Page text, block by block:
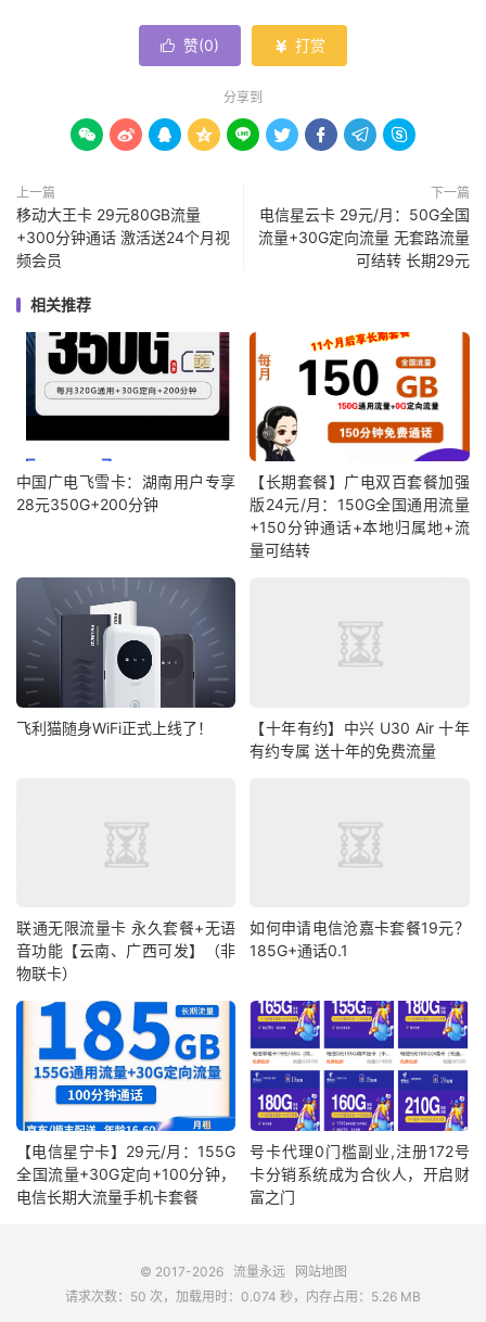
 赞(0)  打赏
分享到
        
上一篇
移动大王卡 29元80GB流量
+300分钟通话 激活送24个月视
频会员
下一篇
电信星云卡 29元/月：50G全国
流量+30G定向流量 无套路流量
可结转 长期29元
相关推荐
中国广电飞雪卡：湖南用户专享
28元350G+200分钟
【长期套餐】广电双百套餐加强
版24元/月：150G全国通用流量
+150分钟通话+本地归属地+流
量可结转
飞利猫随身WiFi正式上线了！
【十年有约】中兴 U30 Air 十年
有约专属 送十年的免费流量
联通无限流量卡 永久套餐+无语
音功能【云南、广西可发】（非
物联卡）
如何申请电信沧嘉卡套餐19元？
185G+通话0.1
【电信星宁卡】29元/月：155G
全国流量+30G定向+100分钟，
电信长期大流量手机卡套餐
号卡代理0门槛副业,注册172号
卡分销系统成为合伙人，开启财
富之门
© 2017-2026 流量永远
网站地图
请求次数：50 次，加载用时：0.074 秒，内存占用：5.26 MB